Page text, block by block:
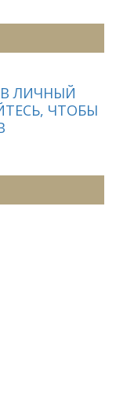
ЛИЧНЫЙ
ЧТОБЫ